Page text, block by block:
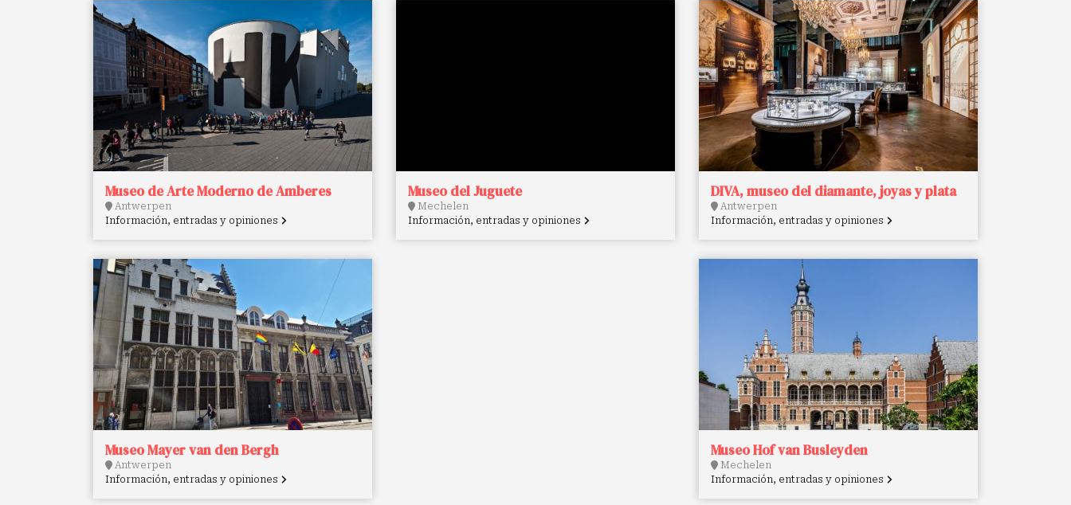
Museo de Arte Moderno de Amberes
Antwerpen
Información, entradas y opiniones
Museo del Juguete
Mechelen
Información, entradas y opiniones
DIVA, museo del diamante, joyas y plata
Antwerpen
Información, entradas y opiniones
Museo Mayer van den Bergh
Antwerpen
Información, entradas y opiniones
Museo Hof van Busleyden
Mechelen
Información, entradas y opiniones